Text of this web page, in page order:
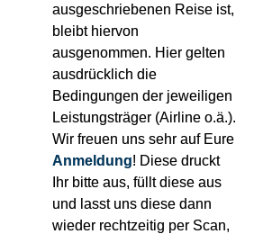
ausgeschriebenen Reise ist,
bleibt hiervon
ausgenommen. Hier gelten
ausdrücklich die
Bedingungen der jeweiligen
Leistungsträger (Airline o.ä.).
Wir freuen uns sehr auf Eure
Anmeldung! Diese druckt
Ihr bitte aus, füllt diese aus
und lasst uns diese dann
wieder rechtzeitig per Scan,